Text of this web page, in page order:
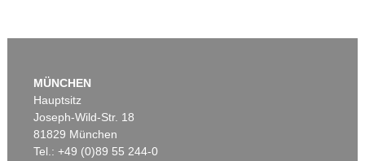
MÜNCHEN
Hauptsitz
Joseph-Wild-Str. 18
81829 München
Tel.: +49 (0)89 55 244-0